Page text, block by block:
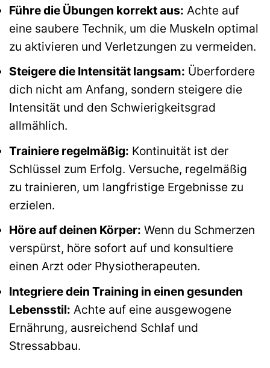
Führe die Übungen korrekt aus: Achte auf
eine saubere Technik, um die Muskeln optimal
zu aktivieren und Verletzungen zu vermeiden.
Steigere die Intensität langsam: Überfordere
dich nicht am Anfang, sondern steigere die
Intensität und den Schwierigkeitsgrad
allmählich.
Trainiere regelmäßig: Kontinuität ist der
Schlüssel zum Erfolg. Versuche, regelmäßig
zu trainieren, um langfristige Ergebnisse zu
erzielen.
Höre auf deinen Körper: Wenn du Schmerzen
verspürst, höre sofort auf und konsultiere
einen Arzt oder Physiotherapeuten.
Integriere dein Training in einen gesunden
Lebensstil: Achte auf eine ausgewogene
Ernährung, ausreichend Schlaf und
Stressabbau.